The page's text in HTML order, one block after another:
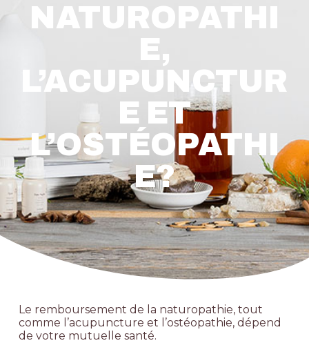
NATUROPATHI
E,
L’ACUPUNCTUR
E ET
L’OSTÉOPATHI
E?
Le remboursement de la naturopathie, tout
comme l’acupuncture et l’ostéopathie, dépend
de votre mutuelle santé.